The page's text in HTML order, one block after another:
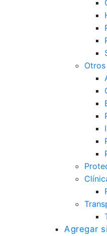
Otros
Agregar